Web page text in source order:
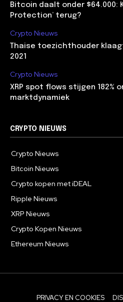
Bitcoin daalt onder $64.000:
Protection’ terug?
Crypto Nieuws
Thaise toezichthouder
2021
Crypto Nieuws
XRP spot flows stijgen 182%
marktdynamiek
CRYPTO NIEUWS
Crypto Nieuws
Bitcoin Nieuws
Crypto kopen met iDEAL
Ripple Nieuws
XRP Nieuws
Crypto Kopen Nieuws
Ethereum Nieuws
PRIVACY EN COOKIES